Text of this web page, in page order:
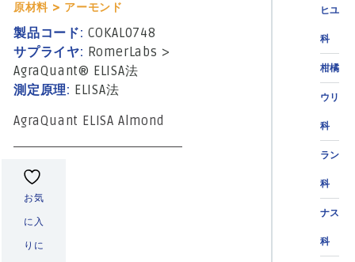
ヒユ
科
柑橘
ウリ
科
ラン
科
ナス
科
原材料 > アーモンド
製品コード: COKAL0748
サプライヤ: RomerLabs >
AgraQuant® ELISA法
測定原理: ELISA法
AgraQuant ELISA Almond
お気
に入
りに